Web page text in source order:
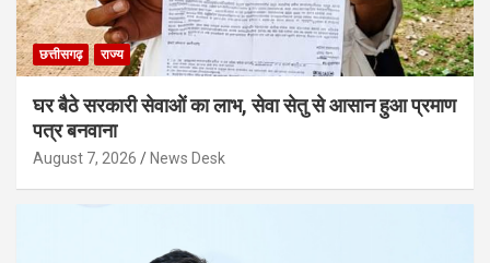
छत्तीसगढ़ राज्य
घर बैठे सरकारी सेवाओं का लाभ, सेवा सेतु से आसान हुआ प्रमाण
पत्र बनवाना
August 7, 2026 News Desk